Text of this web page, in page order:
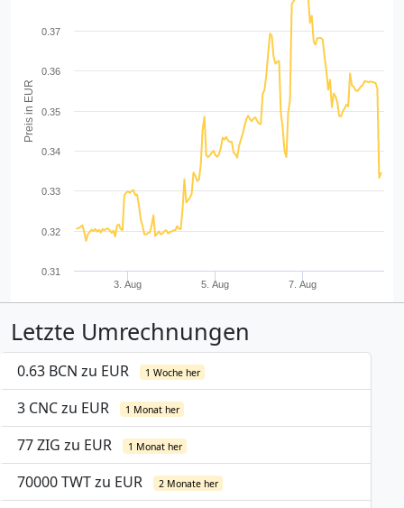
Preis in EUR
3. Aug 5. Aug 7. Aug
0.31
0.32
0.33
0.34
0.35
0.36
0.37
Letzte Umrechnungen
0.63 BCN zu EUR 1 Woche her
3 CNC zu EUR 1 Monat her
77 ZIG zu EUR 1 Monat her
70000 TWT zu EUR 2 Monate her